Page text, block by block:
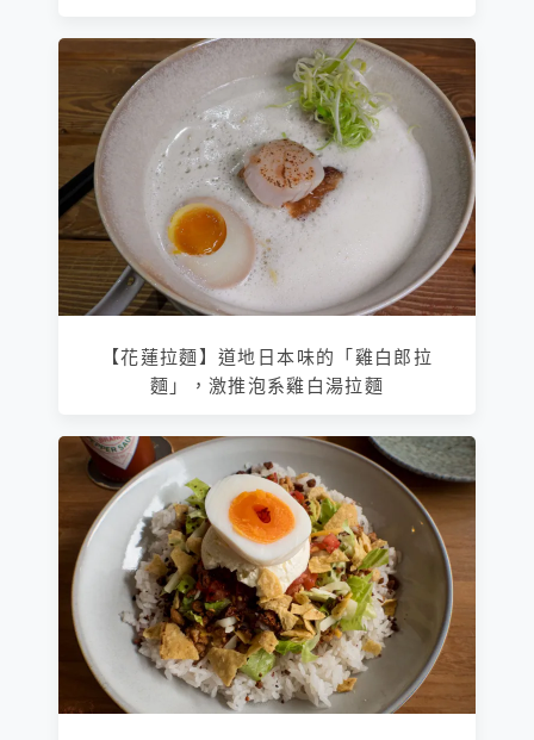
【花蓮拉麵】道地日本味的「雞白郎拉
麵」，激推泡系雞白湯拉麵